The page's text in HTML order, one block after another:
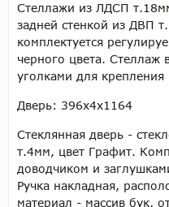
Стеллажи из ЛДСП
задней стенкой из ДВП
комплектуется
черного цвета. Стеллаж
уголками для крепления
Дверь: 396х4х1164
Стеклянная дверь -
т.4мм, цвет Графит.
доводчиком и
Ручка накладная,
материал - массив бук,